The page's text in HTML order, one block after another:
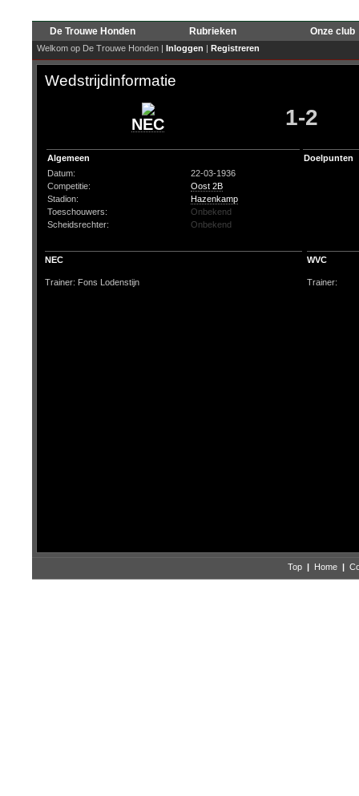
De Trouwe Honden Rubrieken Onze club
Welkom op De Trouwe Honden | Inloggen | Registreren
Wedstrijdinformatie
NEC 1-2
Algemeen
Datum:
22-03-1936
Competitie:
Oost 2B
Stadion:
Hazenkamp
Toeschouwers:
Onbekend
Scheidsrechter:
Onbekend
Doelpunten
NEC WVC
Trainer: Fons Lodenstijn Trainer:
Top | Home |